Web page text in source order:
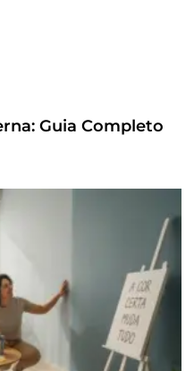
Guia Completo